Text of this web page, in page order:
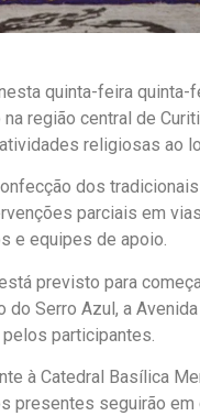
quinta-feira quinta-
região central de
religiosas ao
dos
parciais em
e equipes de apoio.
previsto para
Serro Azul, a
participantes.
à Catedral Basílica
presentes seguirão em